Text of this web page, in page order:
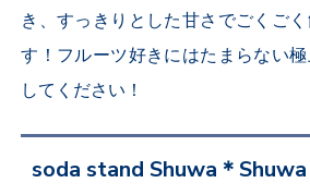
き、すっきりとした甘さでごくご
す！フルーツ好きにはたまらない
してください！
soda stand Shuwa＊Shuwa